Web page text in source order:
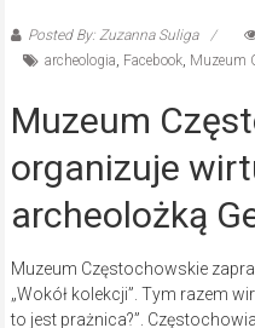
Posted By: Zuzanna Suliga
archeologia, Facebook, Muzeum
Muzeum
organizuje
archeolożką
Muzeum Częstochowskie
„Wokół kolekcji”. Tym razem
to jest prażnica?”.